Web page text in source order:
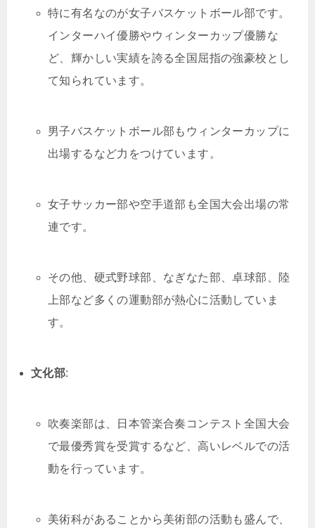
特に有名なのが女子バスケットボール部です。
インターハイ優勝やウィンターカップ優勝な
ど、輝かしい実績を誇る全国屈指の強豪校とし
て知られています。
男子バスケットボール部もウィンターカップに
出場するなど力をつけています。
女子サッカー部や空手道部も全国大会出場の常
連です。
その他、硬式野球部、なぎなた部、卓球部、陸
上部など多くの運動部が熱心に活動していま
す。
文化部:
吹奏楽部は、日本管楽合奏コンテスト全国大会
で最優秀賞を受賞するなど、高いレベルでの活
動を行っています。
美術科があることから美術部の活動も盛んで、